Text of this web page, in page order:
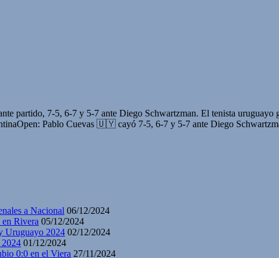
partido, 7-5, 6-7 y 5-7 ante Diego Schwartzman. El tenista
Pablo Cuevas 🇺🇾 cayó 7-5, 6-7 y 5-7 ante Diego
a Nacional 06/12/2024
Rivera 05/12/2024
Uruguayo 2024 02/12/2024
2024 01/12/2024
0:0 en el Viera 27/11/2024